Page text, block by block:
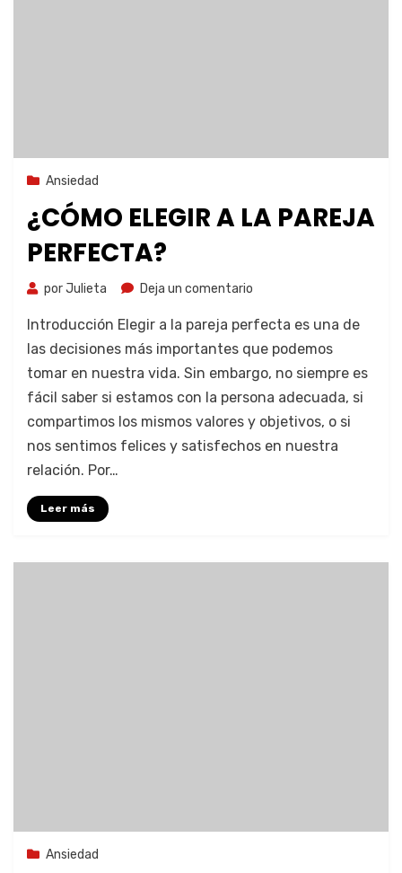
27 de octubre de 2023
Ansiedad
¿CÓMO ELEGIR A LA PAREJA
PERFECTA?
porJulieta Deja un comentario
Introducción Elegir a la pareja perfecta es una de
las decisiones más importantes que podemos
tomar en nuestra vida. Sin embargo, no siempre es
fácil saber si estamos con la persona adecuada, si
compartimos los mismos valores y objetivos, o si
nos sentimos felices y satisfechos en nuestra
relación. Por…
Leer más
25 de octubre de 2023
Ansiedad